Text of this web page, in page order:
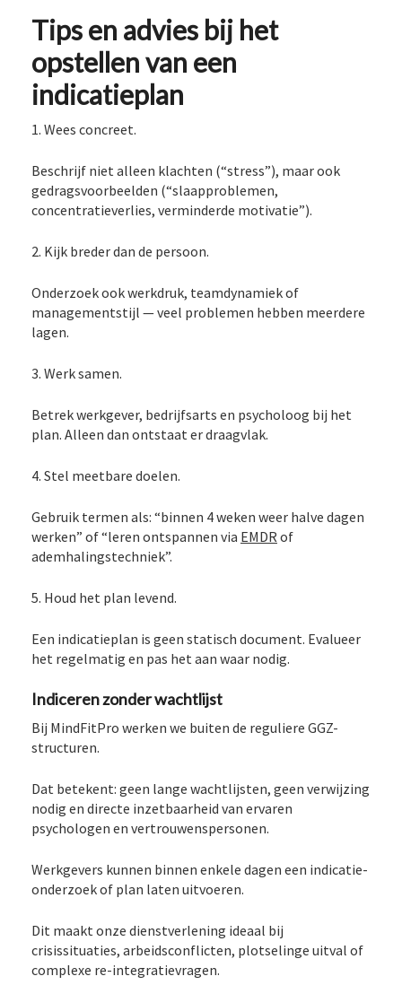
Tips en advies bij het
opstellen van een
indicatieplan
1. Wees concreet.
Beschrijf niet alleen klachten (“stress”), maar ook
gedragsvoorbeelden (“slaapproblemen,
concentratieverlies, verminderde motivatie”).
2. Kijk breder dan de persoon.
Onderzoek ook werkdruk, teamdynamiek of
managementstijl — veel problemen hebben meerdere
lagen.
3. Werk samen.
Betrek werkgever, bedrijfsarts en psycholoog bij het
plan. Alleen dan ontstaat er draagvlak.
4. Stel meetbare doelen.
Gebruik termen als: “binnen 4 weken weer halve dagen
werken” of “leren ontspannen via EMDRof
ademhalingstechniek”.
5. Houd het plan levend.
Een indicatieplan is geen statisch document. Evalueer
het regelmatig en pas het aan waar nodig.
Indiceren zonder wachtlijst
Bij MindFitPro werken we buiten de reguliere GGZ-
structuren.
Dat betekent: geen lange wachtlijsten, geen verwijzing
nodig en directe inzetbaarheid van ervaren
psychologen en vertrouwenspersonen.
Werkgevers kunnen binnen enkele dagen een indicatie-
onderzoek of plan laten uitvoeren.
Dit maakt onze dienstverlening ideaal bij
crisissituaties, arbeidsconflicten, plotselinge uitval of
complexe re-integratievragen.